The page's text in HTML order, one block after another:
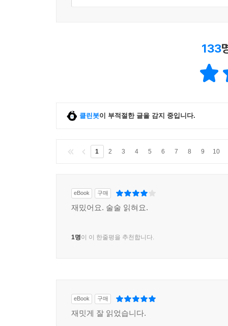
133
클린봇이 부적절한 글을 감지 중입니다.
1 2 3 4 5 6 7 8 9 10
eBook 구매
재밌어요. 술술 읽혀요.
1명이 이 한줄평을 추천합니다.
eBook 구매
재밋게 잘 읽었습니다.